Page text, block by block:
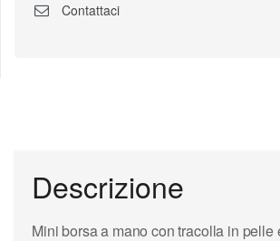
Contattaci
Descrizione
Mini borsa a mano con tracolla in pelle